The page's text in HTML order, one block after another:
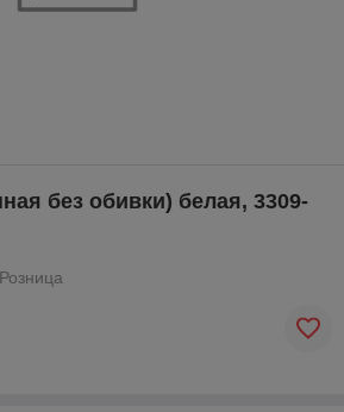
без обивки) белая, 3309-
Розница